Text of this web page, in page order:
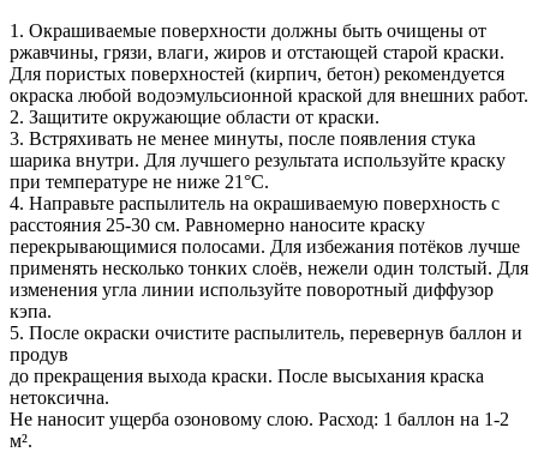
1. Окрашиваемые поверхности должны быть очищены от
ржавчины, грязи, влаги, жиров и отстающей старой краски.
Для пористых поверхностей (кирпич, бетон) рекомендуется
окраска любой водоэмульсионной краской для внешних работ.
2. Защитите окружающие области от краски.
3. Встряхивать не менее минуты, после появления стука
шарика внутри. Для лучшего результата используйте краску
при температуре не ниже 21°С.
4. Направьте распылитель на окрашиваемую поверхность с
расстояния 25-30 см. Равномерно наносите краску
перекрывающимися полосами. Для избежания потёков лучше
применять несколько тонких слоёв, нежели один толстый. Для
изменения угла линии используйте поворотный диффузор
кэпа.
5. После окраски очистите распылитель, перевернув баллон и
продув
до прекращения выхода краски. После высыхания краска
нетоксична.
Не наносит ущерба озоновому слою. Расход: 1 баллон на 1-2
м².